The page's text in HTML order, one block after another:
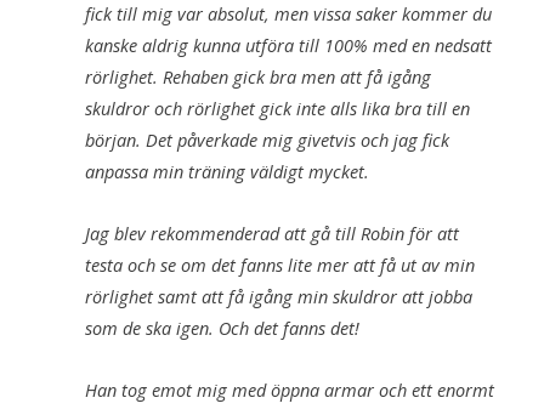
fick till mig var absolut, men vissa saker kommer du
kanske aldrig kunna utföra till 100% med en nedsatt
rörlighet. Rehaben gick bra men att få igång
skuldror och rörlighet gick inte alls lika bra till en
början. Det påverkade mig givetvis och jag fick
anpassa min träning väldigt mycket.
Jag blev rekommenderad att gå till Robin för att
testa och se om det fanns lite mer att få ut av min
rörlighet samt att få igång min skuldror att jobba
som de ska igen. Och det fanns det!
Han tog emot mig med öppna armar och ett enormt